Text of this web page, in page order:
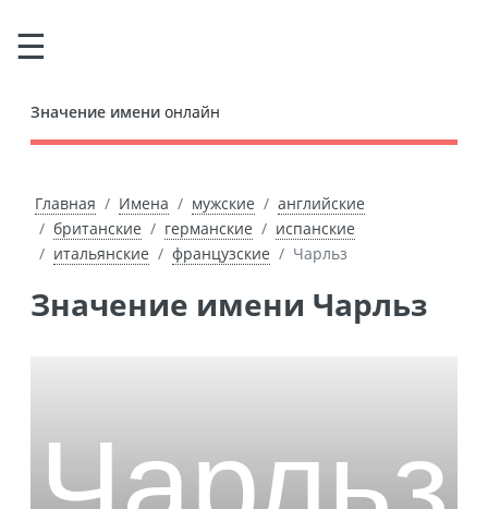
Значение имени онлайн
Главная Имена мужские
английские
британские
германские
испанские
итальянские
французские Чарльз
Значение имени Чарльз